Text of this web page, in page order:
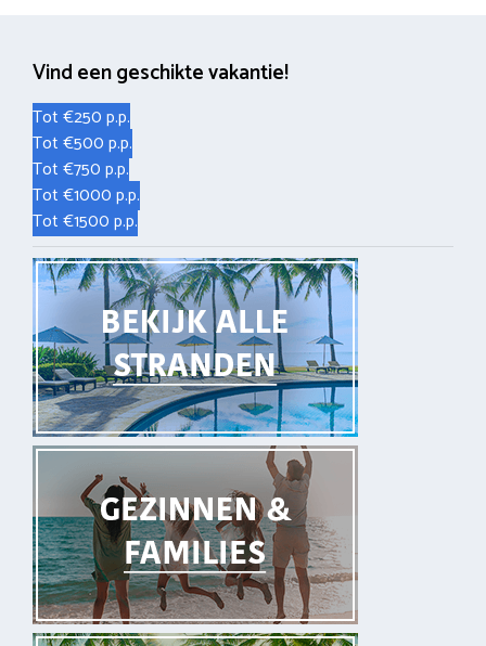
Vind een geschikte vakantie!
Tot €250 p.p.
Tot €500 p.p.
Tot €750 p.p.
Tot €1000 p.p.
Tot €1500 p.p.